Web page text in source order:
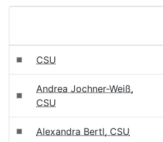
CSU
Andrea Jochner-Weiß,
CSU
Alexandra Bertl, CSU